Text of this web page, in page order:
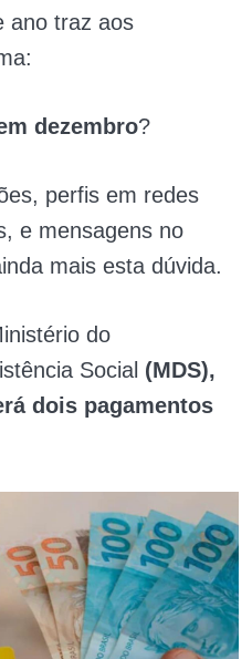
ano traz aos
dezembro?
perfis em redes
e mensagens no
mais esta dúvida.
do
Social (MDS),
dois pagamentos